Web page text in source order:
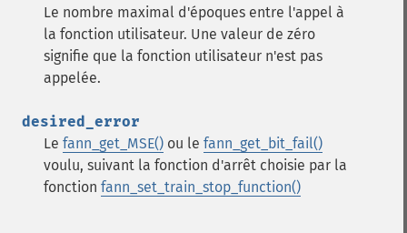
Le nombre maximal d'époques entre l'appel à
la fonction utilisateur. Une valeur de zéro
signifie que la fonction utilisateur n'est pas
appelée.
desired_error
Le fann_get_MSE() ou le fann_get_bit_fail()
voulu, suivant la fonction d'arrêt choisie par la
fonction fann_set_train_stop_function()